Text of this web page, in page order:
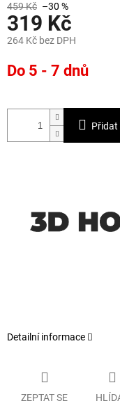
459 Kč –30 %
319 Kč
264 Kč bez DPH
cena:
Do 5 - 7 dnů
Přidat
Detailní informace
ZEPTAT SE